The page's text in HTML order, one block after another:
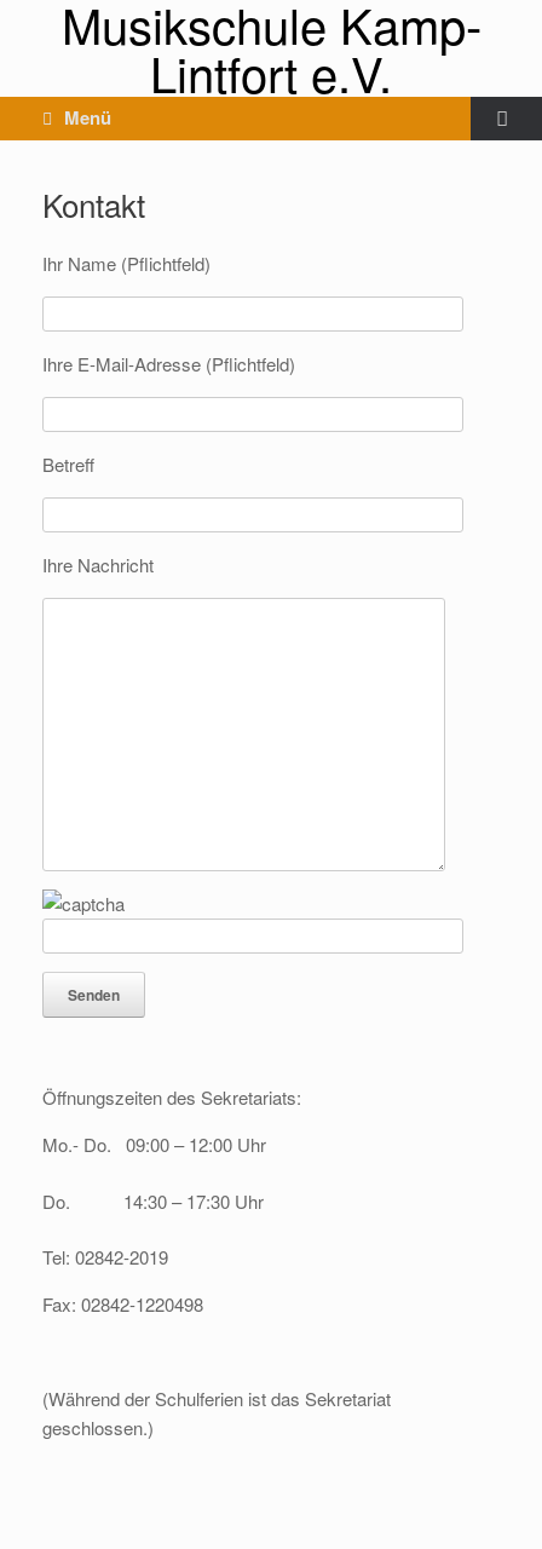
Musikschule Kamp-
Lintfort e.V.
Menü
Kontakt
Ihr Name (Pflichtfeld)
Ihre E-Mail-Adresse (Pflichtfeld)
Betreff
Ihre Nachricht
Öffnungszeiten des Sekretariats:
Mo.- Do. 09:00 – 12:00 Uhr
Do. 14:30 – 17:30 Uhr
Tel: 02842-2019
Fax: 02842-1220498
(Während der Schulferien ist das Sekretariat
geschlossen.)